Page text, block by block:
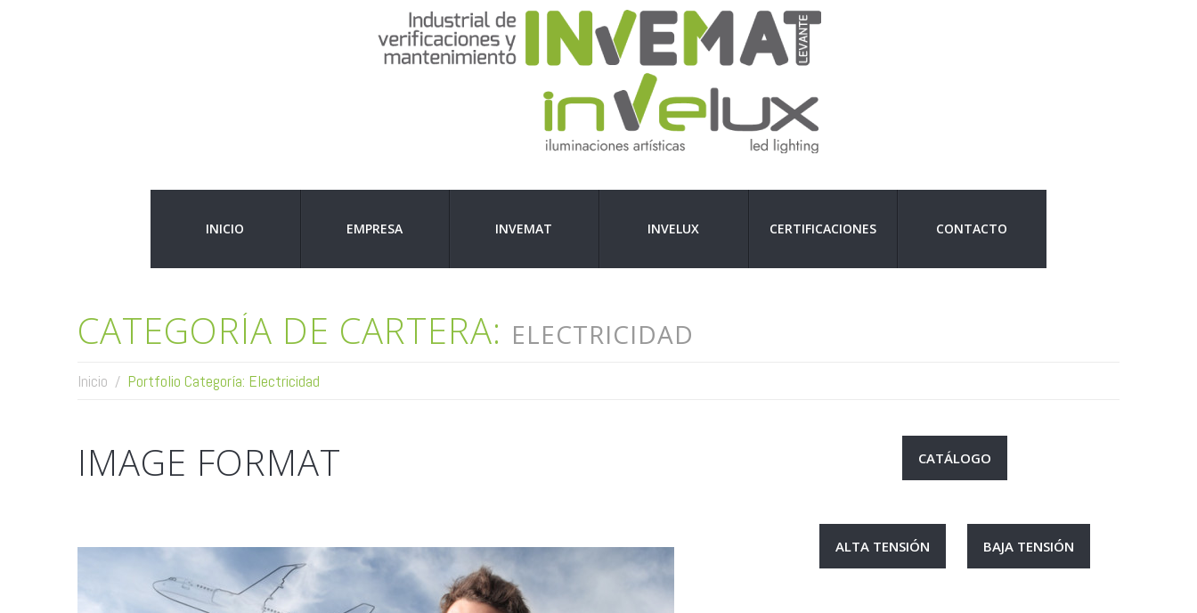
INICIO EMPRESA INVEMAT INVELUX CERTIFICACIONES CONTACTO
CATEGORÍA DE CARTERA: ELECTRICIDAD
Inicio Portfolio Categoría: Electricidad
IMAGE FORMAT CATÁLOGO
ALTA TENSIÓN BAJA TENSIÓN